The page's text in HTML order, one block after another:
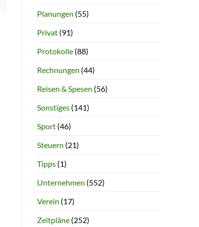
Planungen (55)
Privat(91)
Protokolle(88)
Rechnungen (44)
Reisen & Spesen (56)
Sonstiges(141)
Sport(46)
Steuern (21)
Tipps(1)
Unternehmen (552)
Verein (17)
Zeitpläne(252)